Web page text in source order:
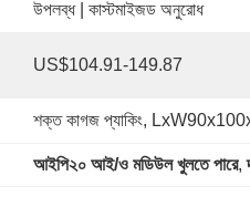
উপলব্ধ | কাস্টমাইজড অনুরোধ
US$104.91-149.87
শক্ত কাগজ প্যাকিং,
আইপি২০ আই/ও মডিউল খুলতে পারে,